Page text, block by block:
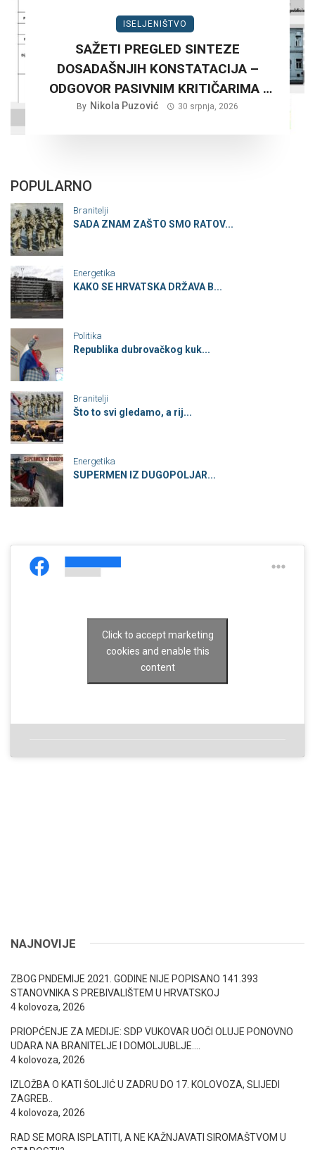
ISELJENIŠTVO
SAŽETI PREGLED SINTEZE
DOSADAŠNJIH KONSTATACIJA –
ODGOVOR PASIVNIM KRITIČARIMA I
IDEOLOŠKI AMBIVALENTNIM
By Nikola Puzović 30 srpnja, 2026
POPULARNO
Branitelji
SADA ZNAM ZAŠTO SMO RATOV...
Energetika
KAKO SE HRVATSKA DRŽAVA B...
Politika
Republika dubrovačkog kuk...
Branitelji
Što to svi gledamo, a rij...
Energetika
SUPERMEN IZ DUGOPOLJAR...
Click to accept marketing
cookies and enable this
content
NAJNOVIJE
ZBOG PNDEMIJE 2021. GODINE NIJE POPISANO 141.393
STANOVNIKA S PREBIVALIŠTEM U HRVATSKOJ
4 kolovoza, 2026
PRIOPĆENJE ZA MEDIJE: SDP VUKOVAR UOČI OLUJE PONOVNO
UDARA NA BRANITELJE I DOMOLJUBLJE….
4 kolovoza, 2026
IZLOŽBA O KATI ŠOLJIĆ U ZADRU DO 17. KOLOVOZA, SLIJEDI
ZAGREB..
4 kolovoza, 2026
RAD SE MORA ISPLATITI, A NE KAŽNJAVATI SIROMAŠTVOM U